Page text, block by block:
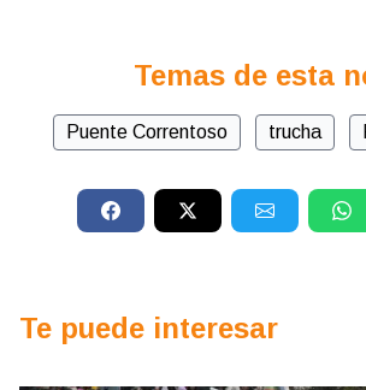
Temas de esta
Puente Correntoso trucha
Te puede interesar